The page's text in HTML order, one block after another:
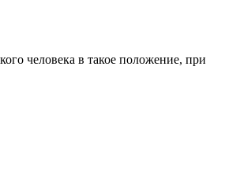
человека в такое положение, при